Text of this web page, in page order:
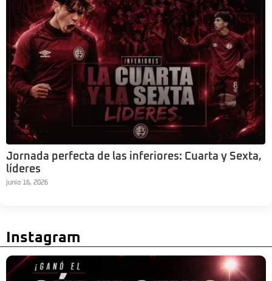
Jornada perfecta de las inferiores: Cuarta y Sexta,
líderes
junio 16, 2026
Instagram